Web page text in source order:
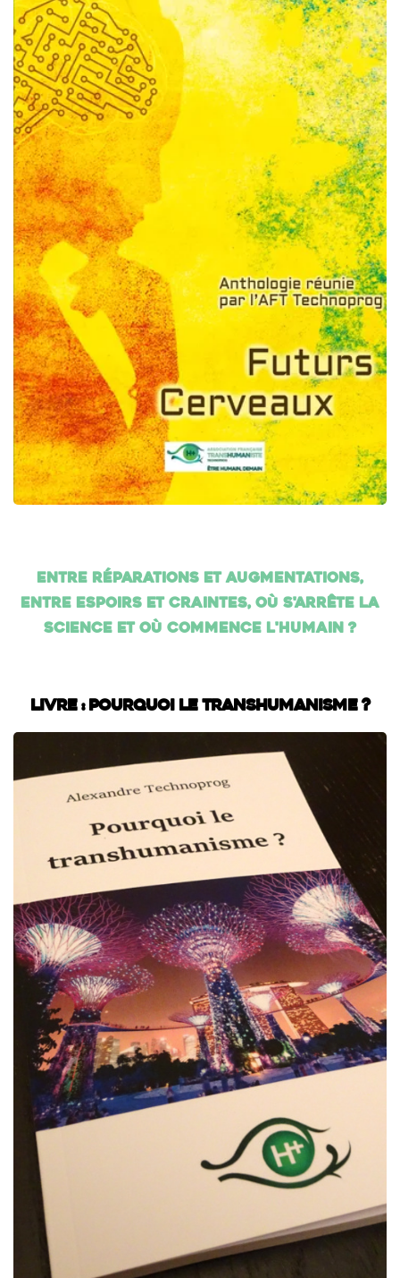
Entre réparations et augmentations,
entre espoirs et craintes, où s'arrête la
science et où commence l'humain ?
Livre : Pourquoi le transhumanisme ?